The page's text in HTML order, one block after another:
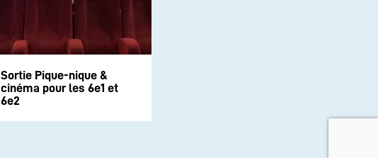
Sortie Pique-nique &
cinéma pour les 6e1 et
6e2